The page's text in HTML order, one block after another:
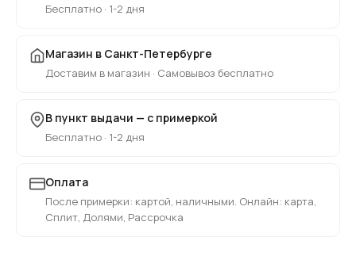
Бесплатно · 1-2 дня
Магазин в Санкт-Петербурге
Доставим в магазин · Самовывоз бесплатно
В пункт выдачи — с примеркой
Бесплатно · 1-2 дня
Оплата
После примерки: картой, наличными. Онлайн: карта,
Сплит, Долями, Рассрочка